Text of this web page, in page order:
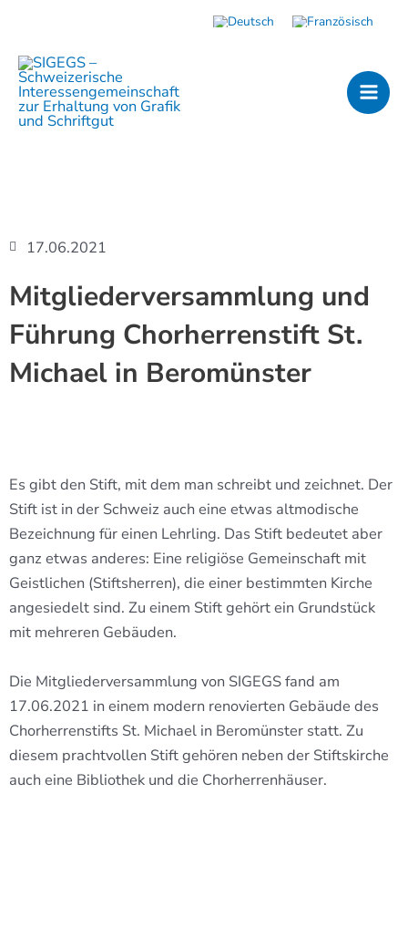
springen
17.06.2021
Mitgliederversammlung und
Führung Chorherrenstift St.
Michael in Beromünster
Es gibt den Stift, mit dem man schreibt und zeichnet. Der
Stift ist in der Schweiz auch eine etwas altmodische
Bezeichnung für einen Lehrling. Das Stift bedeutet aber
ganz etwas anderes: Eine religiöse Gemeinschaft mit
Geistlichen (Stiftsherren), die einer bestimmten Kirche
angesiedelt sind. Zu einem Stift gehört ein Grundstück
mit mehreren Gebäuden.
Die Mitgliederversammlung von SIGEGS fand am
17.06.2021 in einem modern renovierten Gebäude des
Chorherrenstifts St. Michael in Beromünster statt. Zu
diesem prachtvollen Stift gehören neben der Stiftskirche
auch eine Bibliothek und die Chorherrenhäuser.